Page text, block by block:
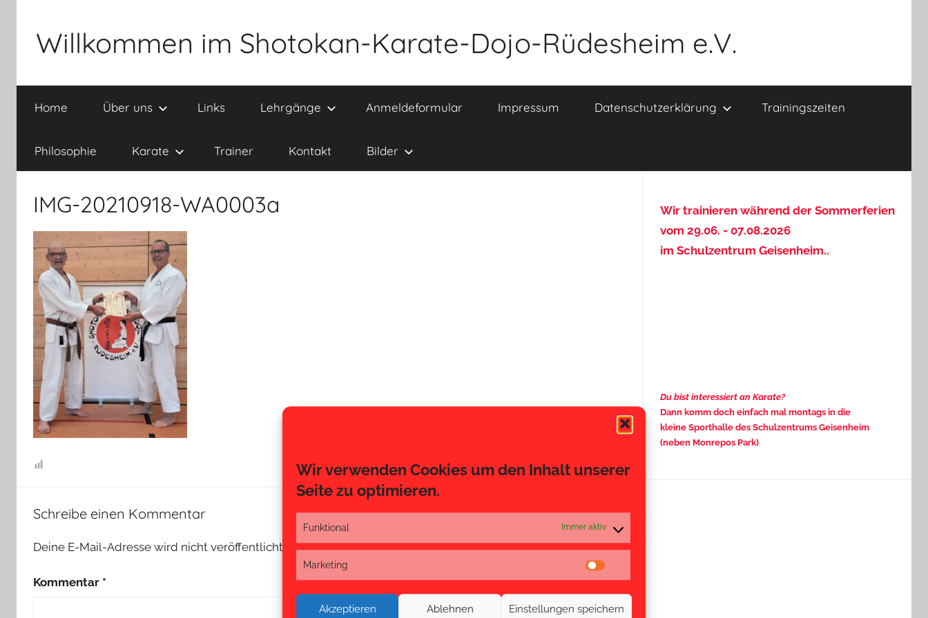
Wir verwenden Cookies um den Inhalt unserer
Seite zu optimieren.
Funktional Immer aktiv
Marketing
Akzeptieren Ablehnen Einstellungen speichern
springen
Willkommen im Shotokan-Karate-Dojo-Rüdesheim e.V.
Home Über uns Links Lehrgänge Anmeldeformular Impressum Datenschutzerklärung Trainingszeiten
Philosophie Karate Trainer Kontakt Bilder
IMG-20210918-WA0003a
Schreibe einen Kommentar
Deine E-Mail-Adresse wird nicht veröffentlicht. Erforderliche Felder sind mit*markiert
Kommentar *
Wir trainieren während der Sommerferien
vom 29.06. - 07.08.2026
im Schulzentrum Geisenheim..
Du bist interessiert an Karate?
Dann komm doch einfach mal montags in die
kleine Sporthalle des Schulzentrums Geisenheim
(neben Monrepos Park).